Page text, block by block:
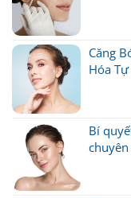
Căng
Hóa
Bí
chuyên